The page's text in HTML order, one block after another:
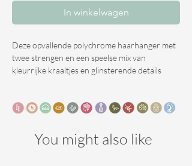
In winkelwagen
Deze opvallende polychrome haarhanger met
twee strengen en een speelse mix van
kleurrijke kraaltjes en glinsterende details
wanneer je echt wilt opvallen.
Dankzij de clip-in bevestiging plaats je het
You might also like